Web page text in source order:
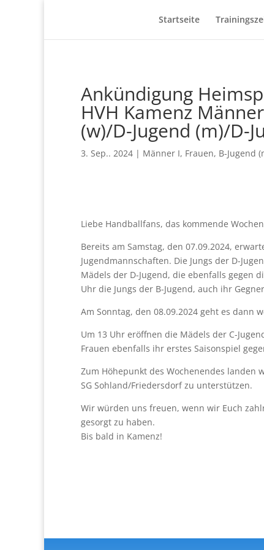
Startseite
Ankündigung
HVH Kamenz
(w)/D-Jugend (m)/D-
3. Sep.. 2024 | Männer I, Frauen, B-Jugend
Liebe Handballfans, das kommende
Bereits am Samstag, den 07.09.2024,
Jugendmannschaften. Die Jungs der D-
Mädels der D-Jugend, die ebenfalls gegen
Uhr die Jungs der B-Jugend, auch ihr
Am Sonntag, den 08.09.2024 geht es dann
Um 13 Uhr eröffnen die Mädels der C-
Frauen ebenfalls ihr erstes Saisonspiel
Zum Höhepunkt des Wochenendes
SG Sohland/Friedersdorf zu unterstützen.
Wir würden uns freuen, wenn wir Euch
gesorgt zu haben.
Bis bald in Kamenz!